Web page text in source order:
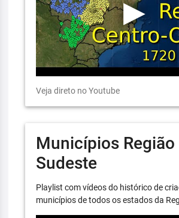
Veja direto no Youtube
Municípios Região
Sudeste
Playlist com vídeos do histórico de
municípios de todos os estados da